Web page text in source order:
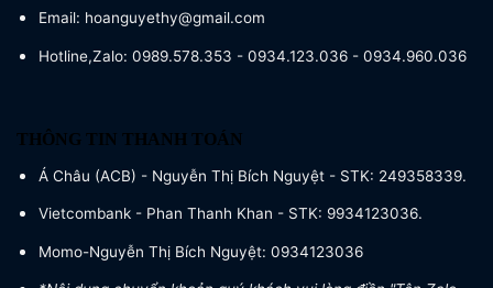
Email: hoanguyethy@gmail.com
Hotline,Zalo: 0989.578.353 - 0934.123.036 - 0934.960.036
THÔNG TIN THANH TOÁN
Á Châu (ACB) - Nguyễn Thị Bích Nguyệt - STK: 249358339.
Vietcombank - Phan Thanh Khan - STK: 9934123036.
Momo-Nguyễn Thị Bích Nguyệt: 0934123036